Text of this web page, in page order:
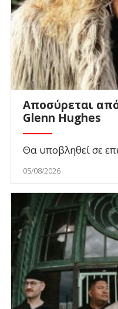
Αποσύρεται
Glenn Hughes
Θα υποβληθεί σε
05/08/2026